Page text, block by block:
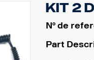
Kit 2
Nº de
Part